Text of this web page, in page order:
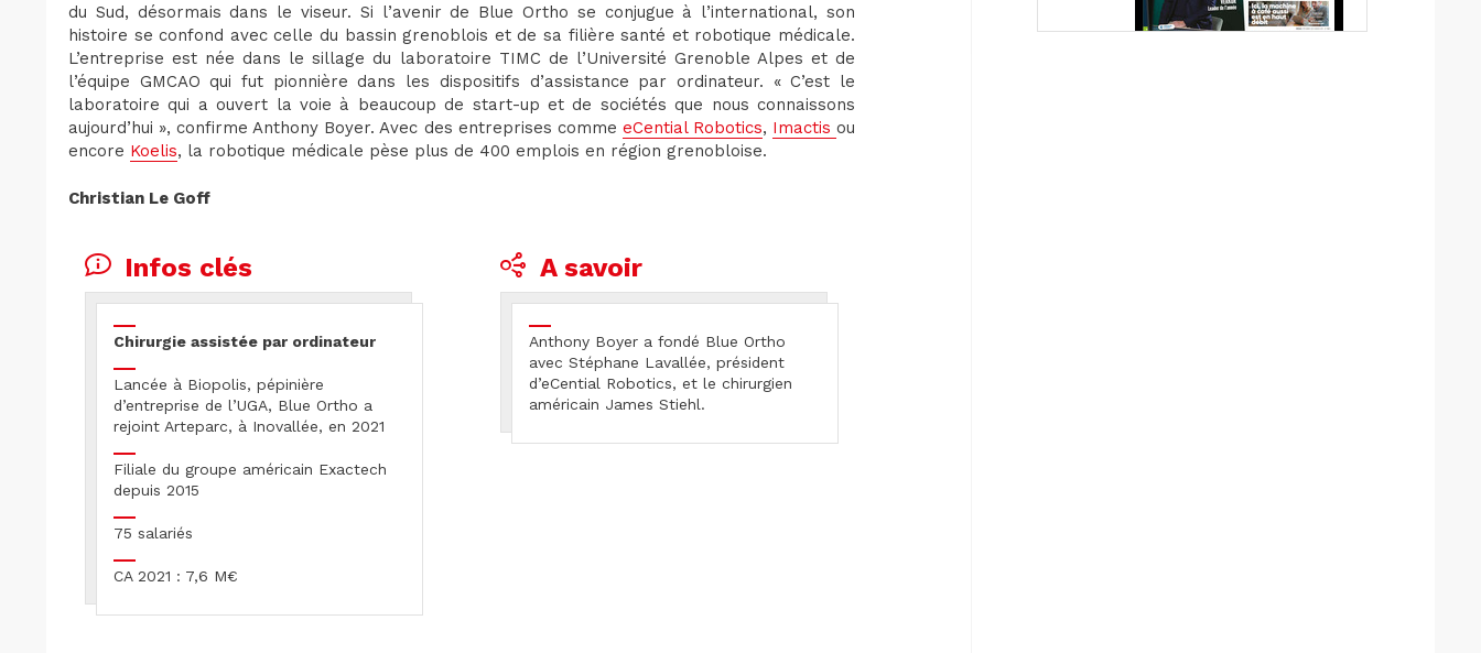
du Sud, désormais dans le viseur. Si l’avenir de Blue Ortho se conjugue à l’international, son
histoire se confond avec celle du bassin grenoblois et de sa filière santé et robotique médicale.
L’entreprise est née dans le sillage du laboratoire TIMC de l’Université Grenoble Alpes et de
l’équipe GMCAO qui fut pionnière dans les dispositifs d’assistance par ordinateur. « C’est le
laboratoire qui a ouvert la voie à beaucoup de start-up et de sociétés que nous connaissons
aujourd’hui », confirme Anthony Boyer. Avec des entreprises comme eCential Robotics, Imactisou
encore Koelis, la robotique médicale pèse plus de 400 emplois en région grenobloise.
Christian Le Goff
Infos clés
Chirurgie assistée par ordinateur
Lancée à Biopolis, pépinière
d’entreprise de l’UGA, Blue Ortho a
rejoint Arteparc, à Inovallée, en 2021
Filiale du groupe américain Exactech
depuis 2015
75 salariés
CA 2021 : 7,6 M€
A savoir
Anthony Boyer a fondé Blue Ortho
avec Stéphane Lavallée, président
d’eCential Robotics, et le chirurgien
américain James Stiehl.